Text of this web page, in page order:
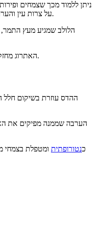
ניתן ללמוד מכך שצמחים
על צרות עין והערבה שצורתה כשפתיים מסמלת ברוחניות כפרה על לשון הרע. בנוסף כל אחד מצמחים ופירות אלו משפיע בין היתר גם על האיברים שאליהם הוא דומה, כל אחד מהם בעל יכולת ריפוי, הזנה ושיקום.
הלולב שמגיע מעץ
האתרוג מחזק ומנקה את הכבד ובכך עוזר לחדש וחזק את זרימת הדם ללב. בנוסף הוא משפעל את מערכת החיסון, טוב לפריון, ופועל כאנטיביוטיקה טבעית. כמו כן, הוא עוזר לשחרר אבני מרה, ואבנים בכליות.
ההדס עוזרת בשיקום חלל
הערבה שממנה מפיקים את
כנטורופתית ומטפלת בצמחי